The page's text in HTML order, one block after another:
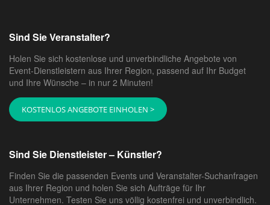
Sind Sie Veranstalter?
Holen Sie sich kostenlose und unverbindliche Angebote von
Event-Dienstleistern aus Ihrer Region, passend auf Ihr Budget
und Ihre Wünsche – in nur 2 Minuten!
KOSTENLOS ANGEBOTE EINHOLEN >
Sind Sie Dienstleister – Künstler?
Finden Sie die passenden Events und Veranstalter-Suchanfragen
aus Ihrer Region und holen Sie sich Aufträge für Ihr
Unternehmen. Testen Sie uns völlig kostenfrei und unverbindlich.